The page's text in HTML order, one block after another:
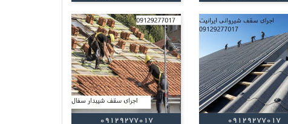
09129277017
09129277017